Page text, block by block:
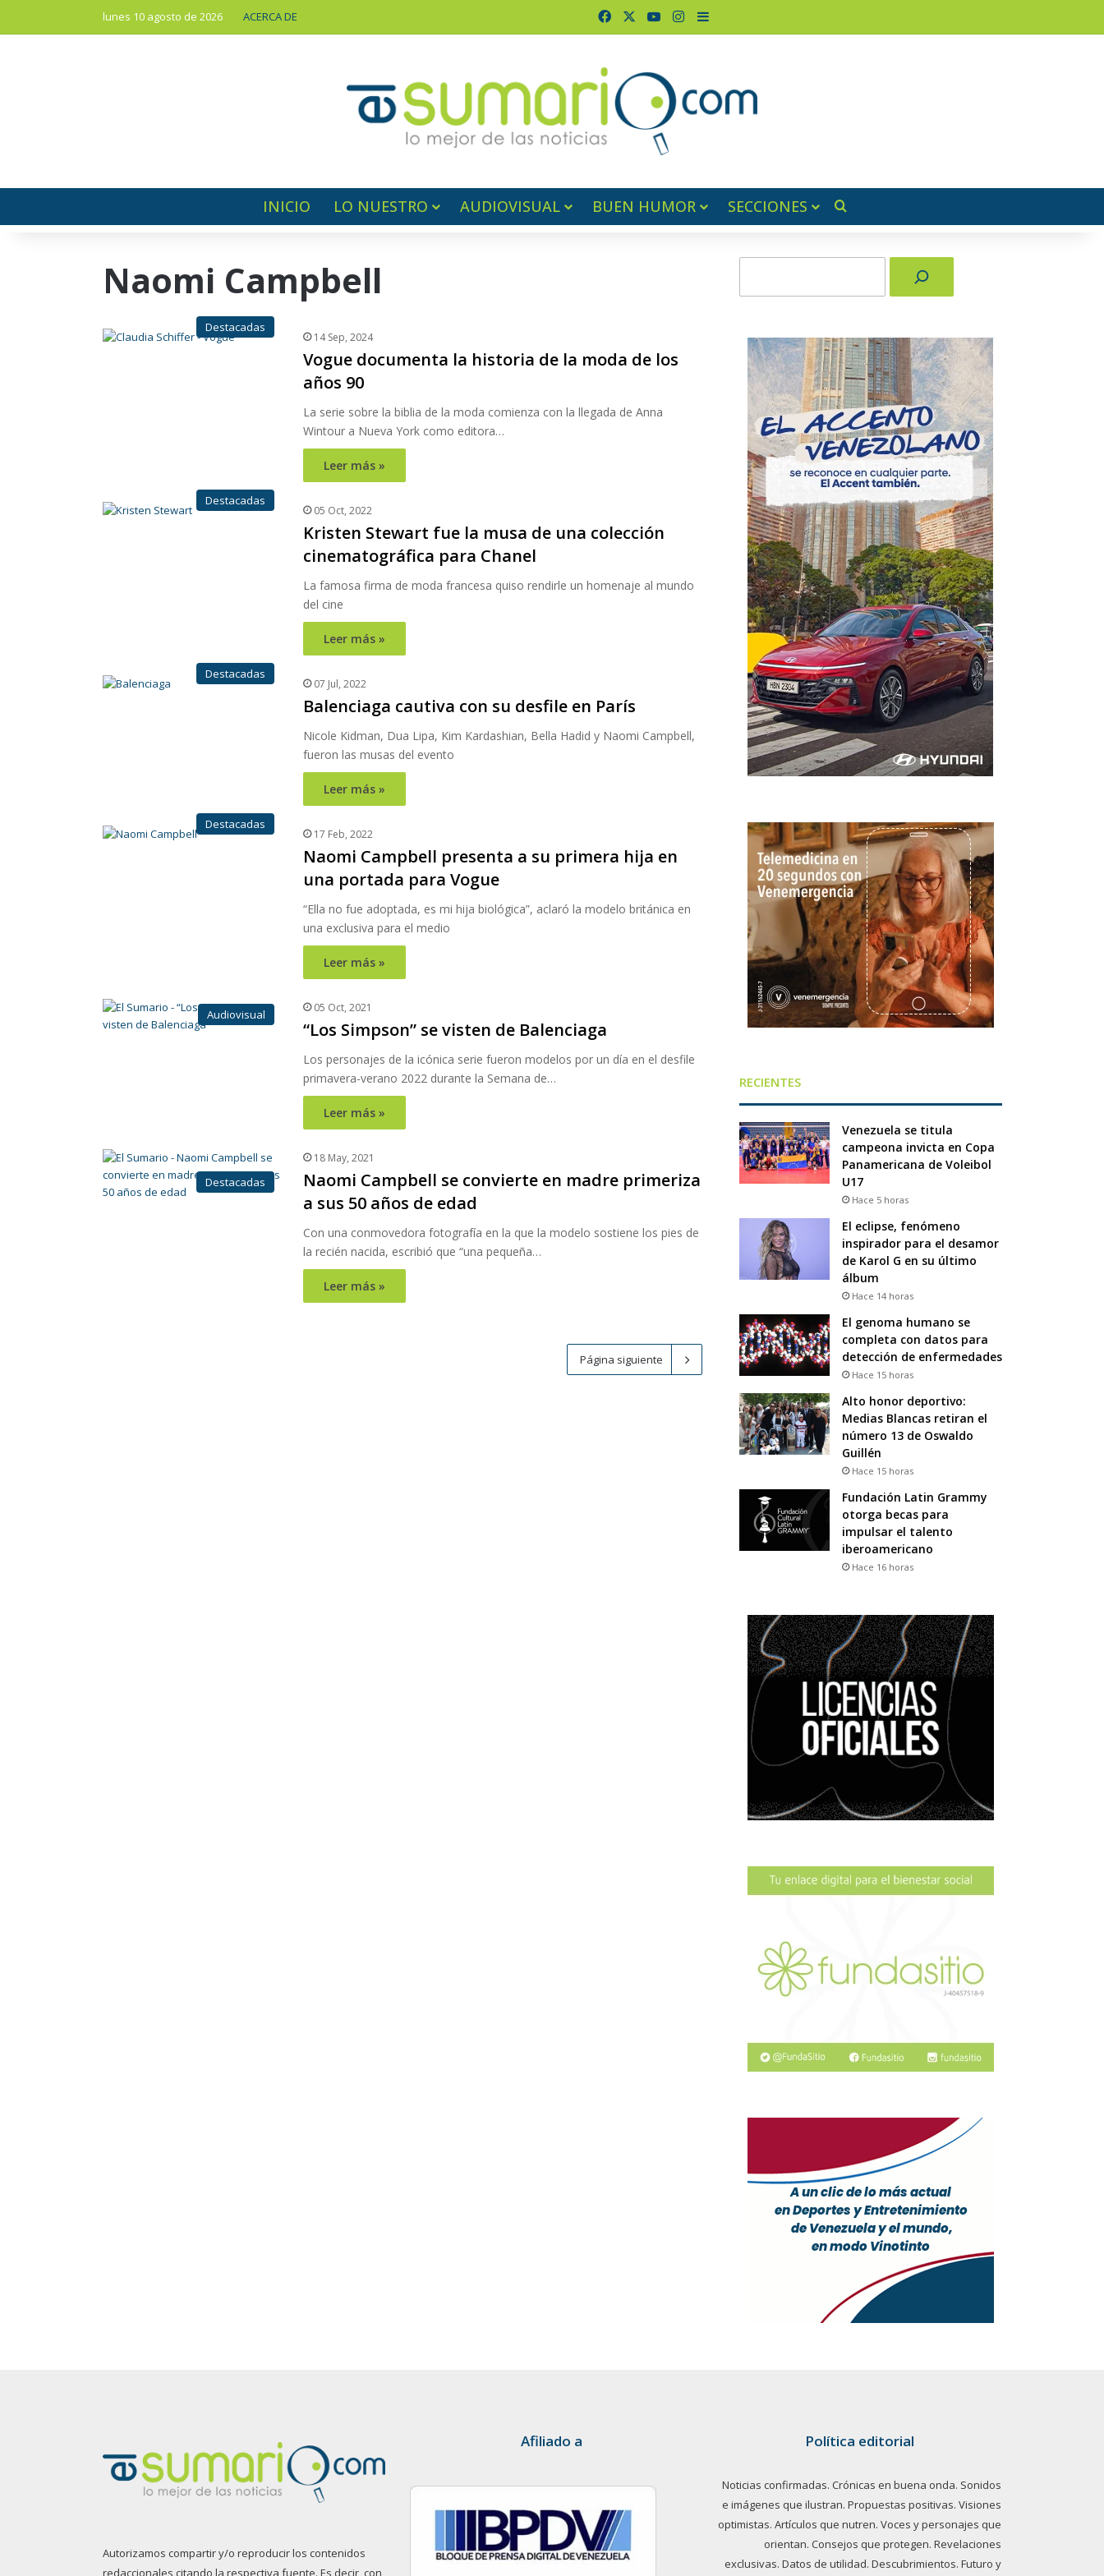
lunes 10 agosto de 2026 ACERCA DE FacebookYouTubeInstagram
Barra lateral
INICIO LO NUESTRO AUDIOVISUAL BUEN HUMOR SECCIONES Buscar por
Naomi Campbell
Destacadas
14 Sep, 2024
Vogue documenta la historia de la moda de los
años 90
La serie sobre la biblia de la moda comienza con la llegada de Anna
Wintour a Nueva York como editora…
Leer más »
Destacadas
05 Oct, 2022
Kristen Stewart fue la musa de una colección
cinematográfica para Chanel
La famosa firma de moda francesa quiso rendirle un homenaje al mundo
del cine
Leer más »
Destacadas
07 Jul, 2022
Balenciaga cautiva con su desfile en París
Nicole Kidman, Dua Lipa, Kim Kardashian, Bella Hadid y Naomi Campbell,
fueron las musas del evento
Leer más »
Destacadas
17 Feb, 2022
Naomi Campbell presenta a su primera hija en
una portada para Vogue
“Ella no fue adoptada, es mi hija biológica”, aclaró la modelo británica en
una exclusiva para el medio
Leer más »
Audiovisual 05 Oct, 2021
“Los Simpson” se visten de Balenciaga
Los personajes de la icónica serie fueron modelos por un día en el desfile
primavera-verano 2022 durante la Semana de…
Leer más »
Destacadas
18 May, 2021
Naomi Campbell se convierte en madre primeriza
a sus 50 años de edad
Con una conmovedora fotografía en la que la modelo sostiene los pies de
la recién nacida, escribió que “una pequeña…
Leer más »
Página siguiente
RECIENTES
Venezuela se titula
campeona invicta en Copa
Panamericana de Voleibol
U17
Hace 5 horas
El eclipse, fenómeno
inspirador para el desamor
de Karol G en su último
álbum
Hace 14 horas
El genoma humano se
completa con datos para
detección de enfermedades
Hace 15 horas
Alto honor deportivo:
Medias Blancas retiran el
número 13 de Oswaldo
Guillén
Hace 15 horas
Fundación Latin Grammy
otorga becas para
impulsar el talento
iberoamericano
Hace 16 horas
Autorizamos compartir y/o reproducir los contenidos
redaccionales citando la respectiva fuente. Es decir, con
Afiliado a Política editorial
Noticias confirmadas. Crónicas en buena onda. Sonidos
e imágenes que ilustran. Propuestas positivas. Visiones
optimistas. Artículos que nutren. Voces y personajes que
orientan. Consejos que protegen. Revelaciones
exclusivas. Datos de utilidad. Descubrimientos. Futuro y